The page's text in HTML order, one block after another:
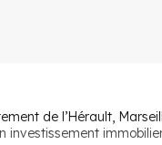
de l’Hérault,
investissement